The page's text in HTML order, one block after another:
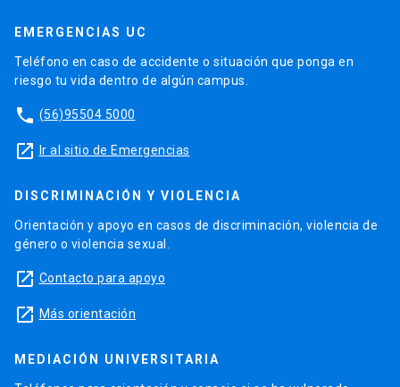
EMERGENCIAS UC
Teléfono en caso de accidente o situación que ponga en
riesgo tu vida dentro de algún campus.
phone (56)95504 5000
launch Ir al sitio de Emergencias
DISCRIMINACIÓN Y VIOLENCIA
Orientación y apoyo en casos de discriminación, violencia de
género o violencia sexual.
launch Contacto para apoyo
launch Más orientación
MEDIACIÓN UNIVERSITARIA